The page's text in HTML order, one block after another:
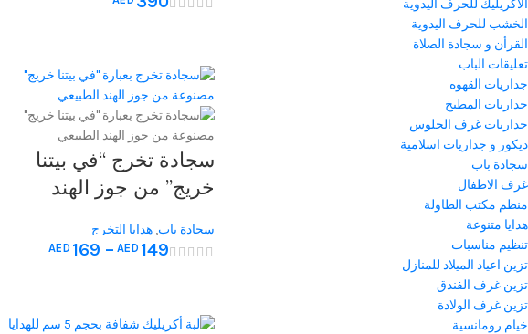
الاكريليك للحرف اليدوية
الخشب للحرف اليدوية
القرأن و سجادة الصلاة
تعليقات الباب
جداريات القهوه
جداريات المطبخ
جداريات غرف الجلوس
ديكور و جداريات اسلامية
سجادة باب
غرف الاطفال
منظم مكتب الطاولة
هدايا متنوعة
تنظيم مناسبات
تزين اعياد الميلاد للمنازل
تزين غرف الفندق
تزين غرف الولادة
خيام رومانسية
سجادة تخرج “في بيتنا
خريج” من جوز الهند
للاحتفالات المنزلية بعد
سجادة باب, هدايا التخرج
AED 149
–
AED 169